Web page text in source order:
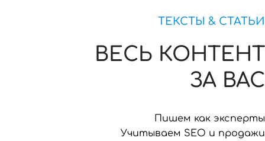
ТЕКСТЫ & СТАТЬИ
ВЕСЬ КОНТЕНТ
ЗА ВАС
Пишем как эксперты
Учитываем SEO и продажи